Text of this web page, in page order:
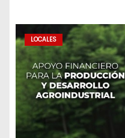
LOCALES